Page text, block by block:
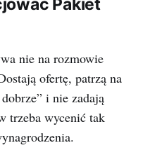
Pakiet
nie na rozmowie
ofertę, patrzą na
i nie zadają
trzeba wycenić tak